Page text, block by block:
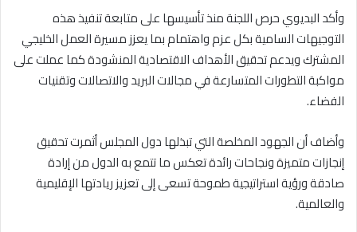
وأكد البديوي حرص اللجنة منذ تأسيسها على متابعة تنفيذ هذه
التوجيهات السامية بكل عزم واهتمام بما يعزز مسيرة العمل الخليجي
المشترك ويدعم تحقيق الأهداف الاقتصادية المنشودة كما عملت على
مواكبة التطورات المتسارعة في مجالات البريد والاتصالات وتقنيات
الفضاء.
وأضاف أن الجهود المخلصة التي تبذلها دول المجلس أثمرت تحقيق
إنجازات متميزة ونجاحات رائدة تعكس ما تتمع به الدول من إرادة
صادقة ورؤية استراتيجية طموحة تسعى إلى تعزيز ريادتها الإقليمية
والعالمية.